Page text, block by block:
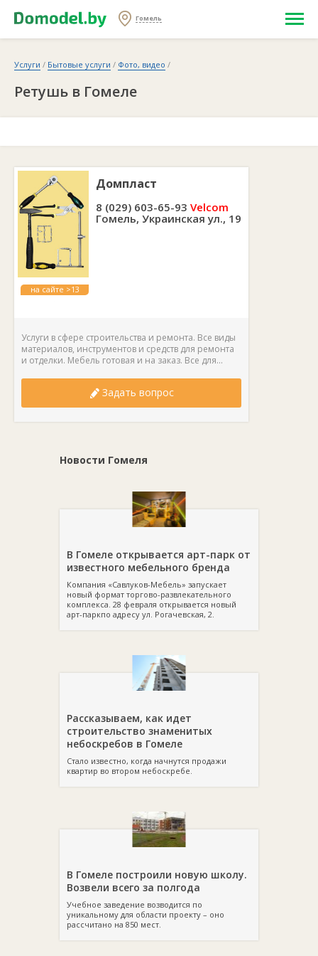
Гомель
Услуги / Бытовые услуги / Фото, видео /
Ретушь в Гомеле
на сайте >13
Домпласт
8 (029) 603-65-93 Velcom
Гомель, Украинская ул., 19
Услуги в сфере строительства и ремонта. Все виды
материалов, инструментов и средств для ремонта
и отделки. Мебель готовая и на заказ. Все для...
Задать вопрос
Новости Гомеля
В Гомеле открывается арт-парк от
известного мебельного бренда
Компания «Савлуков-Мебель» запускает
новый формат торгово-развлекательного
комплекса. 28 февраля открывается новый
арт-паркпо адресу ул. Рогачевская, 2.
Рассказываем, как идет
строительство знаменитых
небоскребов в Гомеле
Стало известно, когда начнутся продажи
квартир во втором небоскребе.
В Гомеле построили новую школу.
Возвели всего за полгода
Учебное заведение возводится по
уникальному для области проекту – оно
рассчитано на 850 мест.